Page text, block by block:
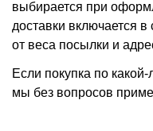
выбирается при
доставки включается в
от веса посылки и
Если покупка по
мы без вопросов